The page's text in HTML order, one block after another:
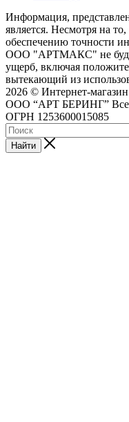
Информация,
является. Несмотря на
обеспечению точности
ООО "АРТМАКС" не будет
ущерб, включая
вытекающий из
2026 © Интернет-
ООО “АРТ БЕРИНГ” Все
ОГРН 1253600015085
Найти